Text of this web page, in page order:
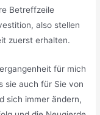
Betreffzeile
also stellen
zuerst erhalten.
für mich
sie auch für Sie von
sich immer ändern,